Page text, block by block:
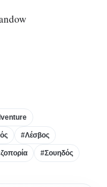
#Λέσβος
#Σουηδός